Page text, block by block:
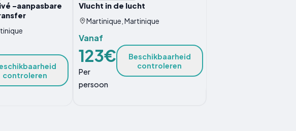
-aanpasbare
controleren
Vlucht in de lucht
Martinique, Martinique
Vanaf
123€
Per
persoon
Beschikbaarheid
controleren